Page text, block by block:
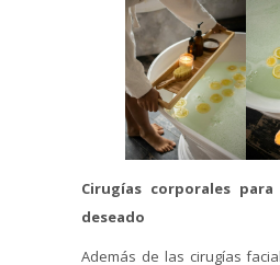
Cirugías corporales
deseado
Además de las cirugías